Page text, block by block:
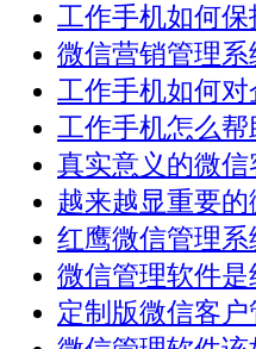
工作手机如何
微信营销管理
工作手机如何
工作手机怎么
真实意义的微
越来越显重要
红鹰微信管理
微信管理软件
定制版微信客